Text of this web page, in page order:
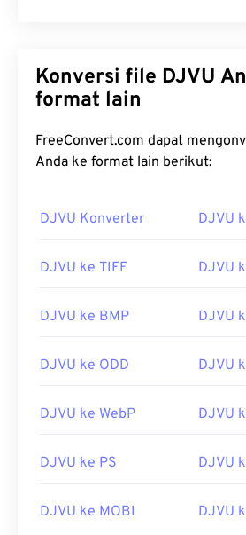
Konversi file DJVU Anda ke
format lain
FreeConvert.com dapat mengonversi
Anda ke format lain berikut:
DJVU Konverter DJVU
DJVU ke TIFF DJVU
DJVU ke BMP DJVU
DJVU ke ODD DJVU
DJVU ke WebP DJVU
DJVU ke PS DJVU
DJVU ke MOBI DJVU